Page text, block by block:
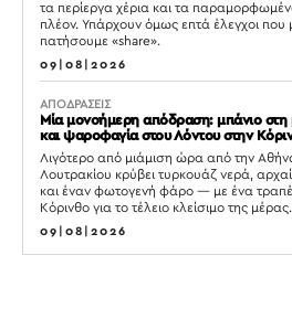
τα περίεργα χέρια και τα
πλέον. Υπάρχουν όμως επτά έλεγχοι
πατήσουμε «share».
09|08|2026
ΑΠΟΔΡΑΣΕΙΣ
Μία μονοήμερη απόδραση: μπάνιο στη
και ψαροφαγία στου Λόντου στην
Λιγότερο από μιάμιση ώρα από την
Λουτρακίου κρύβει τυρκουάζ νερά,
και έναν φωτογενή φάρο — με ένα
Κόρινθο για το τέλειο κλείσιμο της μέρας.
09|08|2026